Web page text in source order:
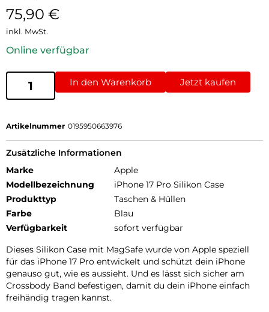
75,90 €
inkl. MwSt.
Online verfügbar
In den Warenkorb Jetzt kaufen
Artikelnummer 0195950663976
Zusätzliche Informationen
Marke
Apple
Modellbezeichnung
iPhone 17 Pro Silikon Case
Produkttyp
Taschen & Hüllen
Farbe
Blau
Verfügbarkeit
sofort verfügbar
Dieses Silikon Case mit MagSafe wurde von Apple speziell
für das iPhone 17 Pro entwickelt und schützt dein iPhone
genauso gut, wie es aussieht. Und es lässt sich sicher am
Crossbody Band befestigen, damit du dein iPhone einfach
freihändig tragen kannst.